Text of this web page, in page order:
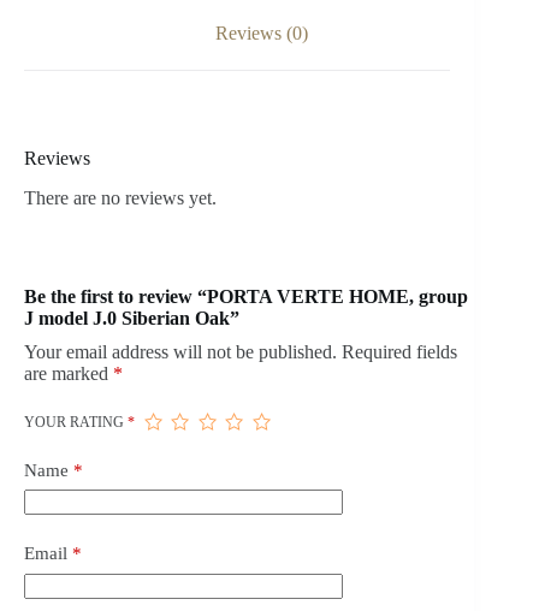
Reviews (0)
Reviews
There are no reviews yet.
Be the first to review “PORTA VERTE HOME, group
J model J.0 Siberian Oak”
Your email address will not be published. Required fields
are marked *
YOUR RATING *
Name *
Email *